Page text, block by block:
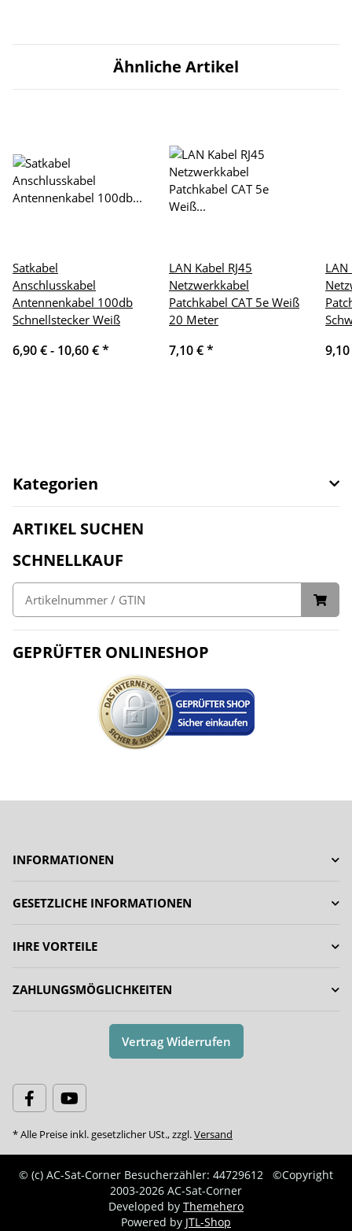
Ähnliche Artikel
Satkabel
Anschlusskabel
Antennenkabel 100db
Schnellstecker Weiß
6,90 € - 10,60 €*
LAN Kabel RJ45
Netzwerkkabel
Patchkabel CAT 5e Weiß
20 Meter
7,10 €*
LAN
Kategorien
ARTIKEL SUCHEN
SCHNELLKAUF
GEPRÜFTER ONLINESHOP
INFORMATIONEN
GESETZLICHE INFORMATIONEN
IHRE VORTEILE
ZAHLUNGSMÖGLICHKEITEN
Vertrag Widerrufen
* Alle Preise inkl. gesetzlicher USt., zzgl.Versand
© (c) AC-Sat-Corner Besucherzähler: 44729612
©Copyright
2003-2026 AC-Sat-Corner
Developed by Themehero
Powered by JTL-Shop